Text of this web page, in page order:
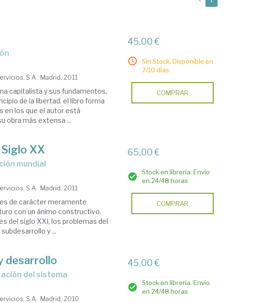
S.A.. Madrid, 2011
capitalista y sus fundamentos,
de la libertad. el libro forma
en los que el autor está
obra más extensa ...
45,00 €
Sin Stock. Disponible en
7/10 días.
COMPRAR
XX
mundial
S.A.. Madrid, 2011
de carácter meramente
con un ánimo constructivo.
del siglo XXI, los problemas del
y ...
65,00 €
Stock en librería. Envío
en 24/48 horas
COMPRAR
desarrollo
del sistema
S.A.. Madrid, 2010
45,00 €
Stock en librería. Envío
en 24/48 horas